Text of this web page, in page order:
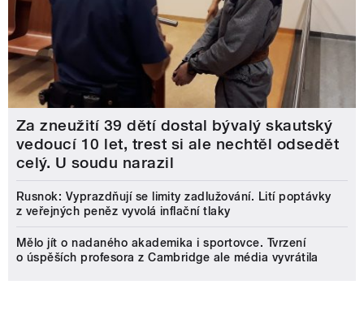
Za zneužití 39 dětí dostal bývalý skautský
vedoucí 10 let, trest si ale nechtěl odsedět
celý. U soudu narazil
Rusnok: Vyprazdňují se limity zadlužování. Lití poptávky
z veřejných peněz vyvolá inflační tlaky
Mělo jít o nadaného akademika i sportovce. Tvrzení
o úspěších profesora z Cambridge ale média vyvrátila